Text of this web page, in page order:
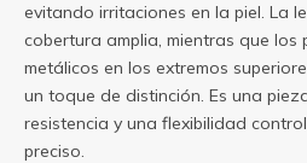
evitando irritaciones en la piel. La
cobertura amplia, mientras que los
metálicos en los extremos
un toque de distinción. Es una
resistencia y una flexibilidad
preciso.